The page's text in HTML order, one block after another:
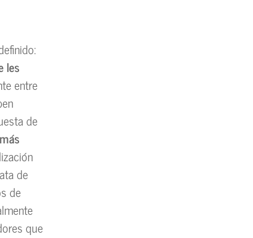
les
entre
de
de
de
que